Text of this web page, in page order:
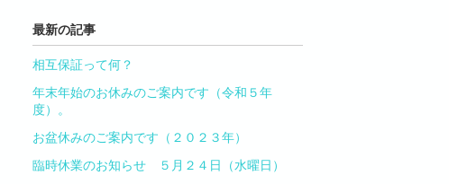
最新の記事
相互保証って何？
年末年始のお休みのご案内です（令和５年
度）。
お盆休みのご案内です（２０２３年）
臨時休業のお知らせ ５月２４日（水曜日）